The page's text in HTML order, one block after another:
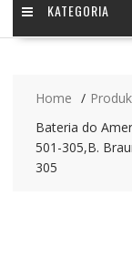
KATEGORIA
Home
Bateria do
501-305,B.
305